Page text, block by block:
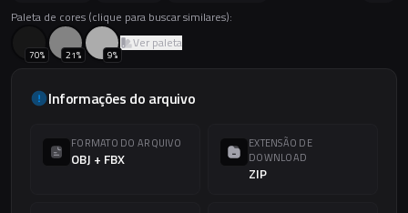
Paleta de cores (clique para buscar similares):
70% 21% 9%
Ver paleta
Informações do arquivo
FORMATO DO ARQUIVO
OBJ + FBX
EXTENSÃO DE
DOWNLOAD
ZIP